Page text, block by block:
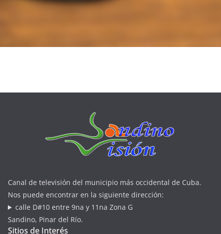
Canal de televisión del municipio más occidental de Cuba.
Nos puede encontrar en la siguiente dirección:
calle D#10 entre 9na y 11na Zona G
Sandino, Pinar del Río.
Sitios de Interés